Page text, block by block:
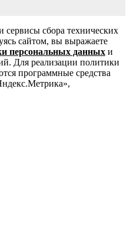
сервисы сбора технических
сайтом, вы выражаете
персональных данных и
Для реализации политики
программные средства